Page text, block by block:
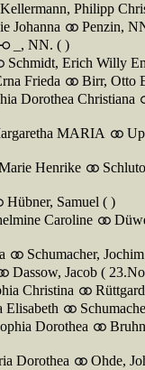
Kellermann, Philipp
Johanna
Penzin,
_, NN. ( )
Schmidt, Erich Willy
Frieda
Birr, Otto
Dorothea Christiana
MARIA
Henrike
Hübner, Samuel ( )
Caroline
Schumacher,
Dassow, Jacob (
Christina
Elisabeth
Dorothea
Dorothea
Ohde,